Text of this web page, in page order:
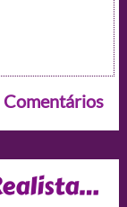
Comentários